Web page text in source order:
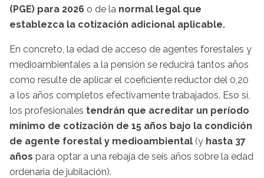
(PGE) para 2026 o de la normal legal que
establezca la cotización adicional aplicable.
En concreto, la edad de acceso de agentes forestales y
medioambientales a la pensión se reducirá tantos años
como resulte de aplicar el coeficiente reductor del 0,20
a los años completos efectivamente trabajados. Eso sí,
los profesionales tendrán que acreditar un período
mínimo de cotización de 15 años bajo la condición
de agente forestal y medioambiental (y hasta 37
años para optar a una rebaja de seis años sobre la edad
ordenaria de jubilación).